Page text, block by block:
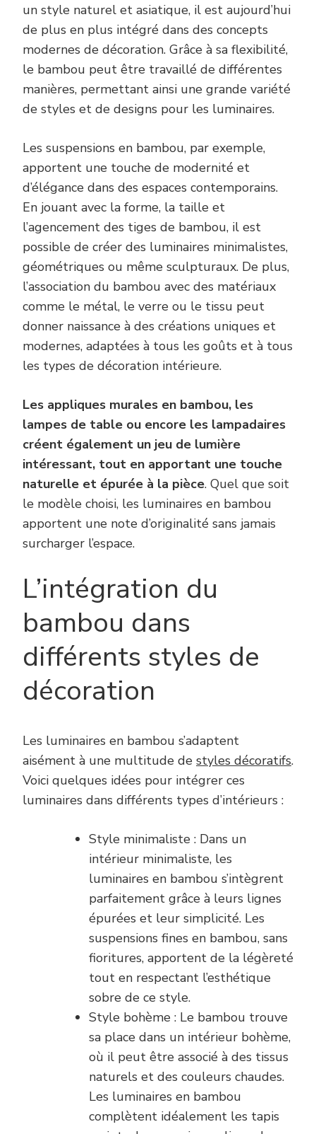
un style naturel et asiatique, il est aujourd’hui
de plus en plus intégré dans des concepts
modernes de décoration. Grâce à sa flexibilité,
le bambou peut être travaillé de différentes
manières, permettant ainsi une grande variété
de styles et de designs pour les luminaires.
Les suspensions en bambou, par exemple,
apportent une touche de modernité et
d’élégance dans des espaces contemporains.
En jouant avec la forme, la taille et
l’agencement des tiges de bambou, il est
possible de créer des luminaires minimalistes,
géométriques ou même sculpturaux. De plus,
l’association du bambou avec des matériaux
comme le métal, le verre ou le tissu peut
donner naissance à des créations uniques et
modernes, adaptées à tous les goûts et à tous
les types de décoration intérieure.
Les appliques murales en bambou, les
lampes de table ou encore les lampadaires
créent également un jeu de lumière
intéressant, tout en apportant une touche
naturelle et épurée à la pièce. Quel que soit
le modèle choisi, les luminaires en bambou
apportent une note d’originalité sans jamais
surcharger l’espace.
L’intégration du
bambou dans
différents styles de
décoration
Les luminaires en bambou s’adaptent
aisément à une multitude de styles décoratifs.
Voici quelques idées pour intégrer ces
luminaires dans différents types d’intérieurs :
Style minimaliste : Dans un
intérieur minimaliste, les
luminaires en bambou s’intègrent
parfaitement grâce à leurs lignes
épurées et leur simplicité. Les
suspensions fines en bambou, sans
fioritures, apportent de la légèreté
tout en respectant l’esthétique
sobre de ce style.
Style bohème : Le bambou trouve
sa place dans un intérieur bohème,
où il peut être associé à des tissus
naturels et des couleurs chaudes.
Les luminaires en bambou
complètent idéalement les tapis